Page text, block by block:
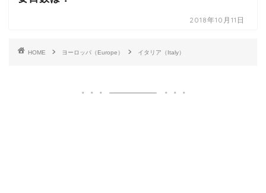
2018年10月11日
HOME ヨーロッパ（Europe） イタリア（Italy）